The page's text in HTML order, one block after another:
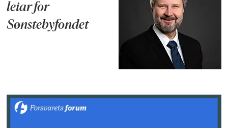
leiar for
Sønstebyfondet